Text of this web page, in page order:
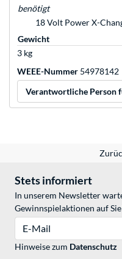
benötigt
18 Volt Power X-
Gewicht
3 kg
WEEE-Nummer 54978142
Verantwortliche Person
Stets informiert
In unserem Newsletter
Gewinnspielaktionen auf
Hinweise zum Datenschutz